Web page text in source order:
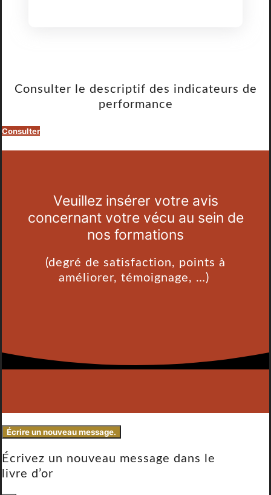
Consulter le descriptif des indicateurs de
performance
Consulter
Veuillez insérer votre avis
concernant votre vécu au sein de
nos formations
(degré de satisfaction, points à
améliorer, témoignage, …)
Écrivez un nouveau message dans le
livre d’or